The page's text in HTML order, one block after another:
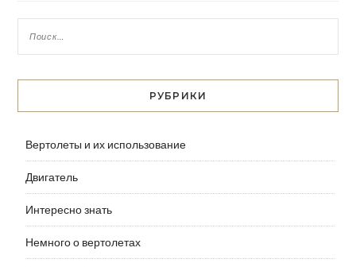
РУБРИКИ
Вертолеты и их использование
Двигатель
Интересно знать
Немного о вертолетах